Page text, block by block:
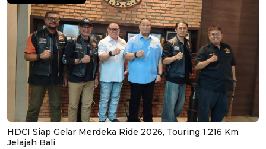
HDCI Siap Gelar Merdeka Ride 2026, Touring 1.216 Km
Jelajah Bali